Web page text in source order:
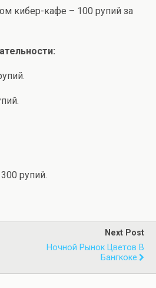
кибер-кафе – 100 рупий за
рупий.
Next Post
Ночной Рынок Цветов В
Бангкоке